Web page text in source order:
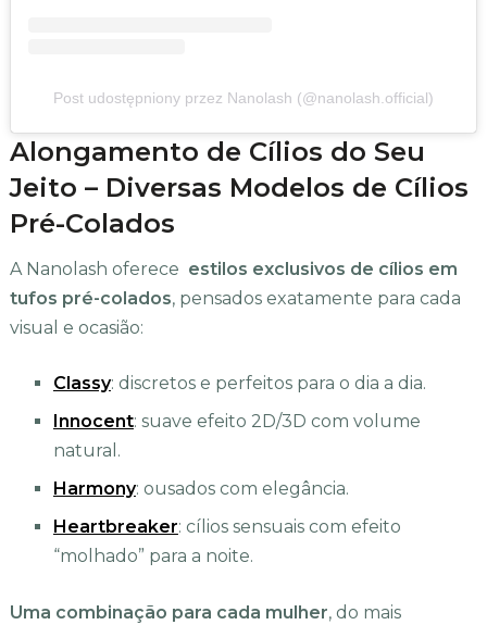
Post udostępniony przez Nanolash (@nanolash.official)
Alongamento de Cílios do Seu
Jeito – Diversas Modelos de Cílios
Pré-Colados
A Nanolash oferece estilos exclusivos de cílios em
tufos pré-colados, pensados exatamente para cada
visual e ocasião:
Classy: discretos e perfeitos para o dia a dia.
Innocent: suave efeito 2D/3D com volume
natural.
Harmony: ousados com elegância.
Heartbreaker: cílios sensuais com efeito
“molhado” para a noite.
Uma combinação para cada mulher, do mais